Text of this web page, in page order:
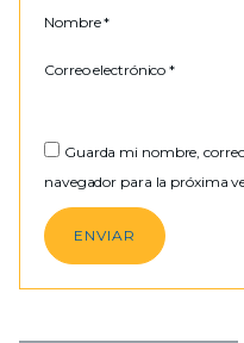
Nombre*
Correo electrónico*
Guarda mi nombre,
navegador para la próxima